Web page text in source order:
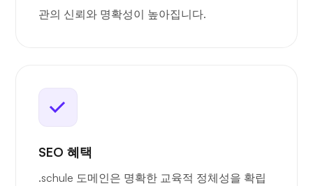
관의 신뢰와 명확성이 높아집니다.
SEO 혜택
.schule 도메인은 명확한 교육적 정체성을 확립